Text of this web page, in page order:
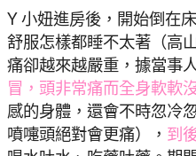
Y 小妞進房後，開始倒在
舒服怎樣都睡不太著（高
痛卻越來越嚴重，據當事
冒，頭非常痛而全身軟軟
感的身體，還會不時忽冷
噴嚏頭絕對會更痛）， 到